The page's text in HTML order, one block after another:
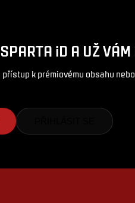
iD A UŽ
k prémiovému obsahu